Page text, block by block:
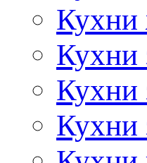
Кухни
Кухни
Кухни
Кухни